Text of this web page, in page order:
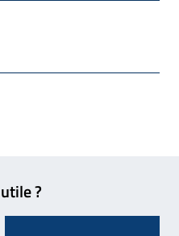
Sito esterno - Apertura in
in nuova finestra
il programma di posta
scelta meno
?